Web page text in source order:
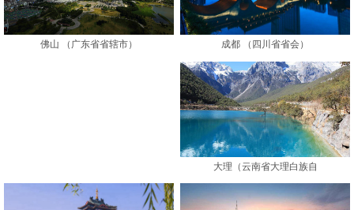
佛山 （广东省省辖市） 成都 （四川省省会）
大理（云南省大理白族自